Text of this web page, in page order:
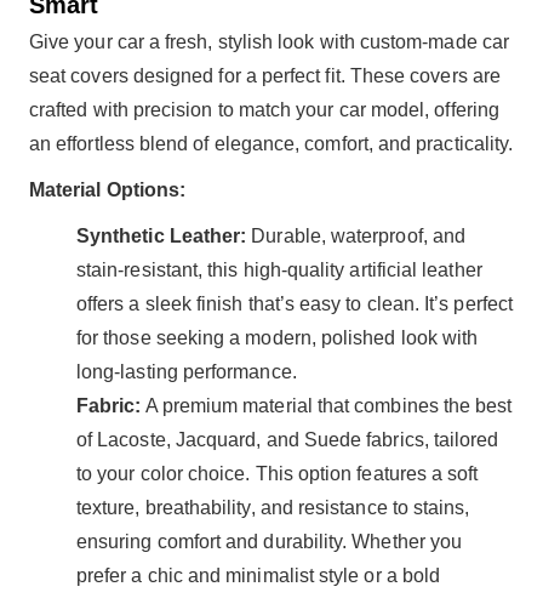
Give your car a fresh, stylish look with custom-made car
seat covers designed for a perfect fit. These covers are
crafted with precision to match your car model, offering
an effortless blend of elegance, comfort, and practicality.
Material Options:
Synthetic Leather: Durable, waterproof, and
stain-resistant, this high-quality artificial leather
offers a sleek finish that’s easy to clean. It’s perfect
for those seeking a modern, polished look with
long-lasting performance.
Fabric: A premium material that combines the best
of Lacoste, Jacquard, and Suede fabrics, tailored
to your color choice. This option features a soft
texture, breathability, and resistance to stains,
ensuring comfort and durability. Whether you
prefer a chic and minimalist style or a bold